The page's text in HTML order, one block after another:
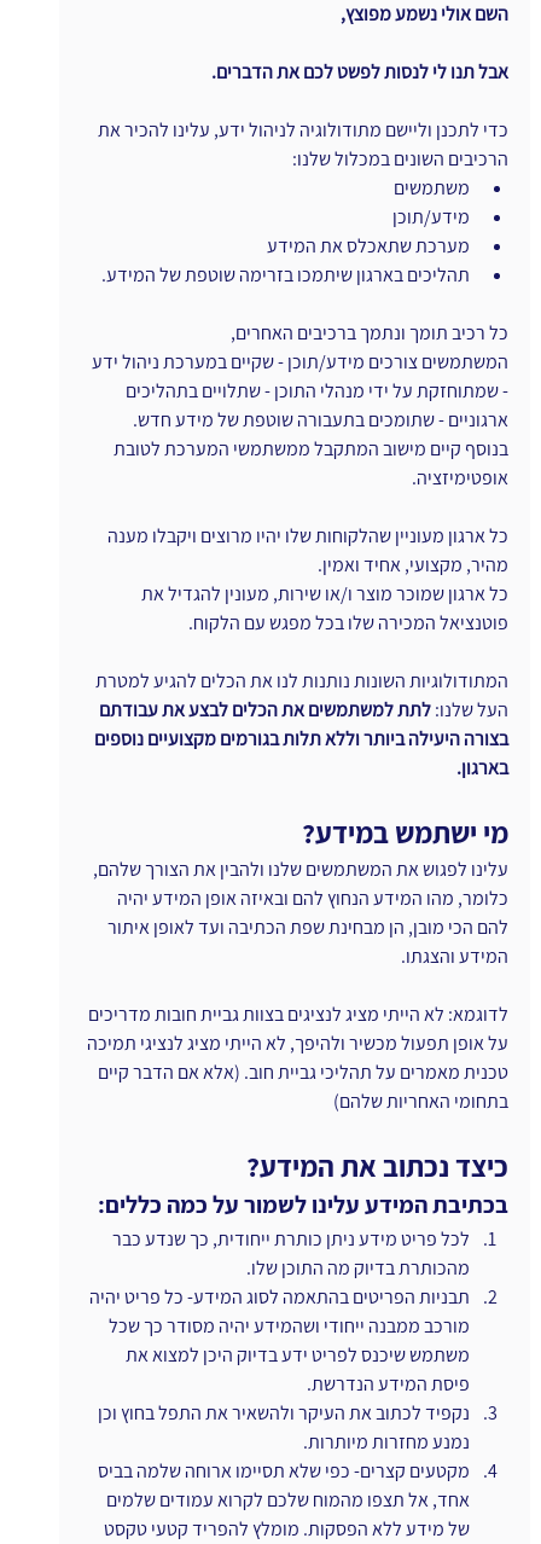
השם אולי נשמע מפוצץ,
אבל תנו לי לנסות לפשט לכם את הדברים.
כדי לתכנן וליישם מתודולוגיה לניהול ידע, עלינו להכיר את
הרכיבים השונים במכלול שלנו:
משתמשים
מידע/תוכן
מערכת שתאכלס את המידע
תהליכים בארגון שיתמכו בזרימה שוטפת של המידע.
כל רכיב תומך ונתמך ברכיבים האחרים,
המשתמשים צורכים מידע/תוכן - שקיים במערכת ניהול ידע
- שמתוחזקת על ידי מנהלי התוכן - שתלויים בתהליכים
ארגוניים - שתומכים בתעבורה שוטפת של מידע חדש.
בנוסף קיים מישוב המתקבל ממשתמשי המערכת לטובת
אופטימיזציה.
כל ארגון מעוניין שהלקוחות שלו יהיו מרוצים ויקבלו מענה
מהיר, מקצועי, אחיד ואמין.
כל ארגון שמוכר מוצר ו/או שירות, מעונין להגדיל את
פוטנציאל המכירה שלו בכל מפגש עם הלקוח.
המתודולוגיות השונות נותנות לנו את הכלים להגיע למטרת
העל שלנו: לתת למשתמשים את הכלים לבצע את עבודתם
בצורה היעילה ביותר וללא תלות בגורמים מקצועיים נוספים
בארגון.
מי ישתמש במידע?
עלינו לפגוש את המשתמשים שלנו ולהבין את הצורך שלהם,
כלומר, מהו המידע הנחוץ להם ובאיזה אופן המידע יהיה
להם הכי מובן, הן מבחינת שפת הכתיבה ועד לאופן איתור
המידע והצגתו.
לדוגמא: לא הייתי מציג לנציגים בצוות גביית חובות מדריכים
על אופן תפעול מכשיר ולהיפך, לא הייתי מציג לנציגי תמיכה
טכנית מאמרים על תהליכי גביית חוב. (אלא אם הדבר קיים
בתחומי האחריות שלהם)
כיצד נכתוב את המידע?
בכתיבת המידע עלינו לשמור על כמה כללים:
לכל פריט מידע ניתן כותרת ייחודית, כך שנדע כבר
מהכותרת בדיוק מה התוכן שלו.
תבניות הפריטים בהתאמה לסוג המידע- כל פריט יהיה
מורכב ממבנה ייחודי ושהמידע יהיה מסודר כך שכל
משתמש שיכנס לפריט ידע בדיוק היכן למצוא את
פיסת המידע הנדרשת.
נקפיד לכתוב את העיקר ולהשאיר את התפל בחוץ וכן
נמנע מחזרות מיותרות.
מקטעים קצרים- כפי שלא תסיימו ארוחה שלמה בביס
אחד, אל תצפו מהמוח שלכם לקרוא עמודים שלמים
של מידע ללא הפסקות. מומלץ להפריד קטעי טקסט